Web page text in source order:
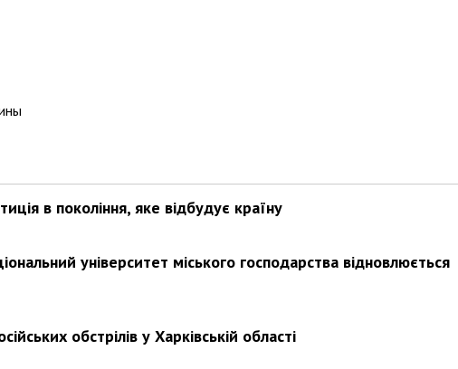
в покоління, яке відбудує країну
університет міського господарства відновлюється
обстрілів у Харківській області